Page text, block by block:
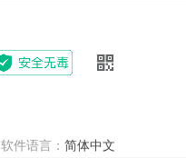
软件语言：简体中文